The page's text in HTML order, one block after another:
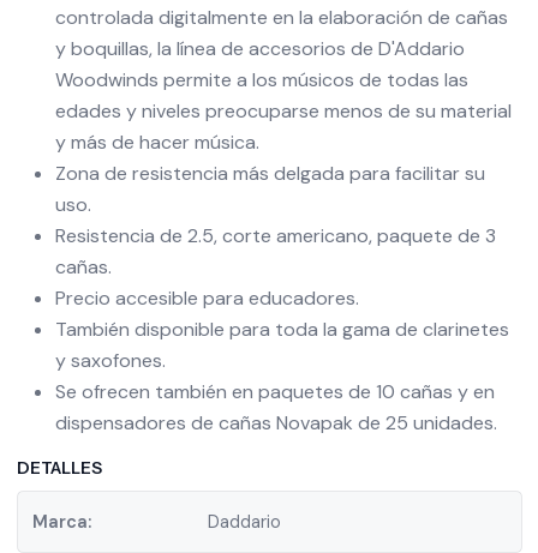
controlada digitalmente en la elaboración de cañas
y boquillas, la línea de accesorios de D'Addario
Woodwinds permite a los músicos de todas las
edades y niveles preocuparse menos de su material
y más de hacer música.
Zona de resistencia más delgada para facilitar su
uso.
Resistencia de 2.5, corte americano, paquete de 3
cañas.
Precio accesible para educadores.
También disponible para toda la gama de clarinetes
y saxofones.
Se ofrecen también en paquetes de 10 cañas y en
dispensadores de cañas Novapak de 25 unidades.
DETALLES
Marca: Daddario